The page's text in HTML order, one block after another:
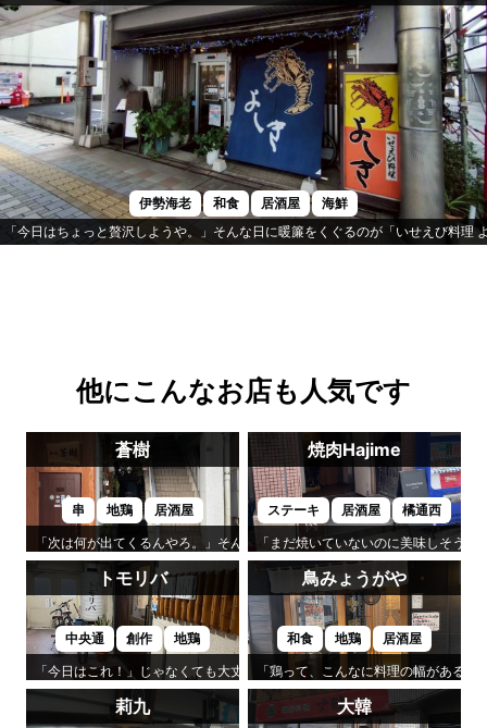
伊勢海老 和食 居酒屋
海鮮
「今日はちょっと贅沢しようや。」そんな日に暖簾をくぐるのが「いせえび料理
他にこんなお店も人気です
蒼樹
串 地鶏
居酒屋
「次は何が出てくるんやろ。」そんな楽しみが続くのが「蒼樹」です。
焼肉Hajime
ステーキ 居酒屋
橘通西
「まだ焼いていないのに美味しそう
トモリバ
中央通 創作
地鶏
「今日はこれ！」じゃなくても大丈夫。それが「トモリバ」の心地よさです
鳥みょうがや
和食 地鶏
居酒屋
「鶏って、こんなに料理の幅がある
莉九 大韓